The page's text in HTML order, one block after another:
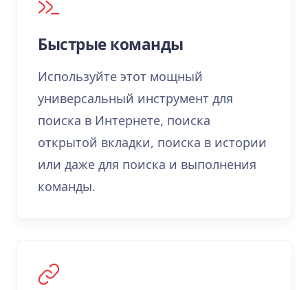
Быстрые команды
Используйте этот мощный
универсальный инструмент для
поиска в Интернете, поиска
открытой вкладки, поиска в истории
или даже для поиска и выполнения
команды.